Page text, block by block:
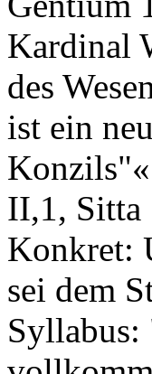
Kardinal
des
ist ein
Konzils"«
II,1, Sitta
Konkret:
sei dem